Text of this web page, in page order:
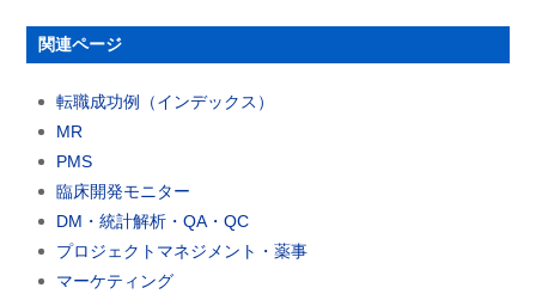
関連ページ
転職成功例（インデックス）
MR
PMS
臨床開発モニター
DM・統計解析・QA・QC
プロジェクトマネジメント・薬事
マーケティング